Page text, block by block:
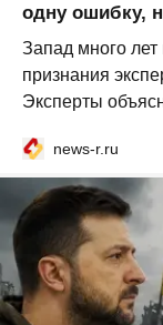
одну ошибку,
Запад много
признания
Эксперты
news-r.ru